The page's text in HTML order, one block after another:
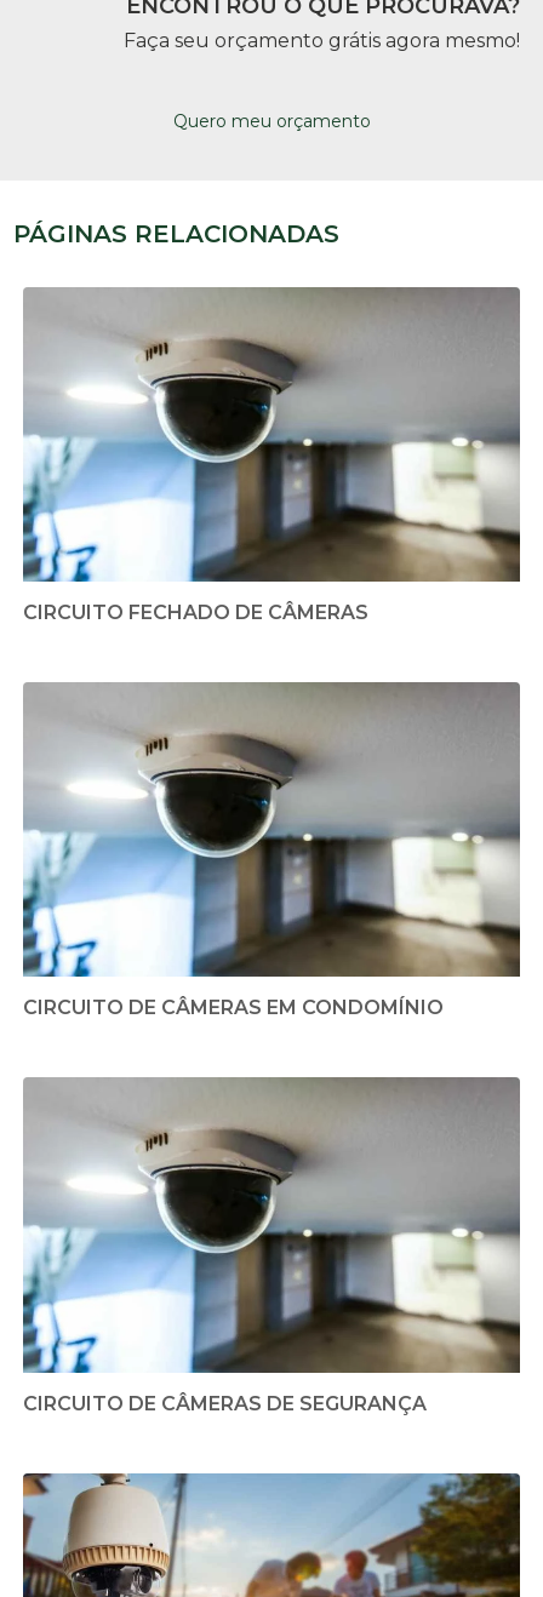
ENCONTROU O QUE PROCURAVA?
Faça seu orçamento grátis agora mesmo!
Quero meu orçamento
PÁGINAS RELACIONADAS
CIRCUITO FECHADO DE CÂMERAS
CIRCUITO DE CÂMERAS EM CONDOMÍNIO
CIRCUITO DE CÂMERAS DE SEGURANÇA